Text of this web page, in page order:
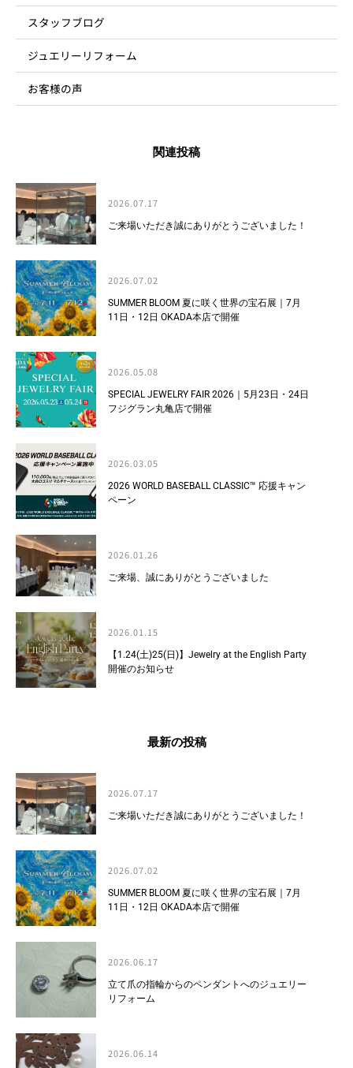
スタッフブログ
ジュエリーリフォーム
お客様の声
関連投稿
2026.07.17
ご来場いただき誠にありがとうございました！
2026.07.02
SUMMER BLOOM 夏に咲く世界の宝石展｜7月
11日・12日 OKADA本店で開催
2026.05.08
SPECIAL JEWELRY FAIR 2026｜5月23日・24日
フジグラン丸亀店で開催
2026.03.05
2026 WORLD BASEBALL CLASSIC™ 応援キャン
ペーン
2026.01.26
ご来場、誠にありがとうございました
2026.01.15
【1.24(土)25(日)】Jewelry at the English Party
開催のお知らせ
最新の投稿
2026.07.17
ご来場いただき誠にありがとうございました！
2026.07.02
SUMMER BLOOM 夏に咲く世界の宝石展｜7月
11日・12日 OKADA本店で開催
2026.06.17
立て爪の指輪からのペンダントへのジュエリー
リフォーム
2026.06.14